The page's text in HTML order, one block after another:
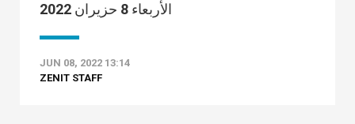
الأربعاء 8 حزيران 2022
JUN 08, 2022 13:14
ZENIT STAFF